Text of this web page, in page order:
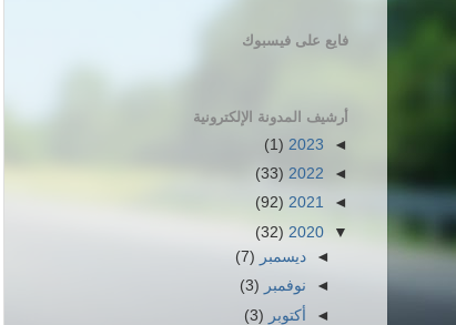
فايع على فيسبوك
أرشيف المدونة الإلكترونية
◄
2023
(1)
◄
2022
(33)
◄
2021
(92)
▼
2020
(32)
◄ديسمبر (7)
◄ نوفمبر (3)
◄ أكتوبر (3)